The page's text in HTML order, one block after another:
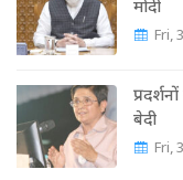
मोदी
Fri,
बेदी
Fri,